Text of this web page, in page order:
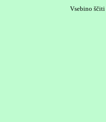
Vsebino ščiti